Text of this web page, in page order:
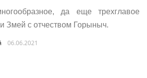
да еще трехглавое
Змей с отчеством Горыныч.
06.06.2021